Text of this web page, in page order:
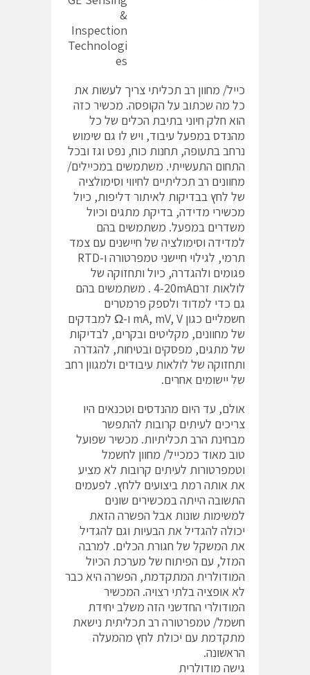
&
Inspection
Technologi
es
כייל/ מחוון רב תכליתי צריך לעשות את
כל מה שכתוב על הקופסה. מכשיר כזה
הוא חלק חיוני בתיבת הכלים של כל
מהנדס במפעל עיבוד, ויש לו גם שימוש
נרחב בתעופה, תחנות כוח, נפט וגז ובכל
התחום התעשייתי. משתמשים במכיילים/
מחוונים רב תכליתיים לחיווי וסימולציה
של לחץ בבדיקות לאיתור דליפות, כיול
מכשירי מדידה, בדיקת מתגים וכיול
משדרים במפעל. משתמשים בהם
למדידה וסימולציה של חיישנים עם צמד
תרמי, לגילוי חיישני טמפרטורה ו-RTD
פגומים ולהגדרה, כיול ותחזוקה של
לולאות זרם4-20mA . משתמשים בהם
גם כדי למדוד ולספק פרמטרים
חשמליים כגון mA, mV, V ו-Ω למבדקים
של מחוונים, מקליטים ובקרים, לבדיקות
של מתגים, מפסקים ובטיחות, להגדרה
ותחזוקה של לולאות עיבודים ולמגוון רחב
של יישומים אחרים.
אולם, עד היום מהנדסים וטכנאים היו
צריכים לעיתים קרובות להתפשר
מבחינת הרב תכליתיות. מכשיר שפועל
טוב מאוד כמכייל/ מחוון לחשמל
וטמפרטורות לעיתים קרובות לא מציע
את אותה רמת ביצועים ללחץ. לפעמים
התשובה הייתה במכשירים שונים
למשימות שונות אבל הפשרה הזאת
יכולה להגדיל את הבעיות וגם להגדיל
את המשקל של חגורת הכלים. למרבה
המזל, עם הפיתוח של מערכת הכיול
המודולרית המתקדמת, הפשרה היא כבר
לא אופציה בלתי רצויה. המכשיר
המודולרי החדשני הזה משלב יחידת
חשמל/ טמפרטורה רב תכליתית נישאת
מתקדמת עם יכולת לחץ מהמעלה
הראשונה.
גישה מודולרית